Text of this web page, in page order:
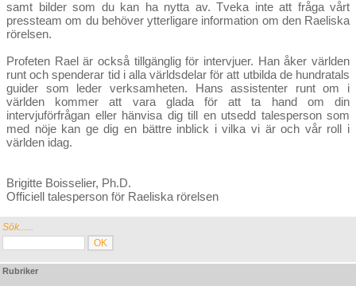
Sök......
Rubriker
samt bilder som du kan ha nytta av. Tveka inte att fråga vårt
pressteam om du behöver ytterligare information om den Raeliska
rörelsen.
Profeten Rael är också tillgänglig för intervjuer. Han åker världen
runt och spenderar tid i alla världsdelar för att utbilda de hundratals
guider som leder verksamheten. Hans assistenter runt om i
världen kommer att vara glada för att ta hand om din
intervjuförfrågan eller hänvisa dig till en utsedd talesperson som
med nöje kan ge dig en bättre inblick i vilka vi är och vår roll i
världen idag.
Brigitte Boisselier, Ph.D.
Officiell talesperson för Raeliska rörelsen